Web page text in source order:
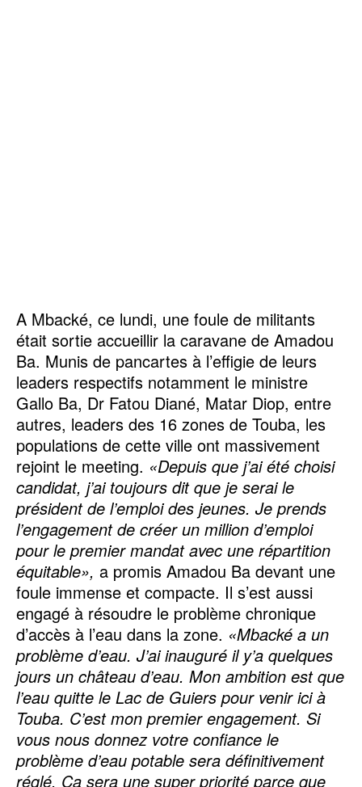
A Mbacké, ce lundi, une foule de militants
était sortie accueillir la caravane de Amadou
Ba. Munis de pancartes à l’effigie de leurs
leaders respectifs notamment le ministre
Gallo Ba, Dr Fatou Diané, Matar Diop, entre
autres, leaders des 16 zones de Touba, les
populations de cette ville ont massivement
rejoint le meeting. «Depuis que j’ai été choisi
candidat, j’ai toujours dit que je serai le
président de l’emploi des jeunes. Je prends
l’engagement de créer un million d’emploi
pour le premier mandat avec une répartition
équitable», a promis Amadou Ba devant une
foule immense et compacte. Il s’est aussi
engagé à résoudre le problème chronique
d’accès à l’eau dans la zone. «Mbacké a un
problème d’eau. J’ai inauguré il y’a quelques
jours un château d’eau. Mon ambition est que
l’eau quitte le Lac de Guiers pour venir ici à
Touba. C’est mon premier engagement. Si
vous nous donnez votre confiance le
problème d’eau potable sera définitivement
réglé. Ça sera une super priorité parce que